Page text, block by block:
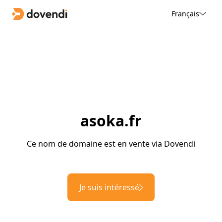
Français
asoka.fr
Ce nom de domaine est en vente via Dovendi
Je suis intéressé